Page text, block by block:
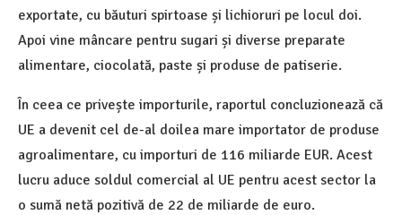
exportate, cu băuturi spirtoase și lichioruri pe locul doi.
Apoi vine mâncare pentru sugari și diverse preparate
alimentare, ciocolată, paste și produse de patiserie.
În ceea ce privește importurile, raportul concluzionează că
UE a devenit cel de-al doilea mare importator de produse
agroalimentare, cu importuri de 116 miliarde EUR. Acest
lucru aduce soldul comercial al UE pentru acest sector la
o sumă netă pozitivă de 22 de miliarde de euro.